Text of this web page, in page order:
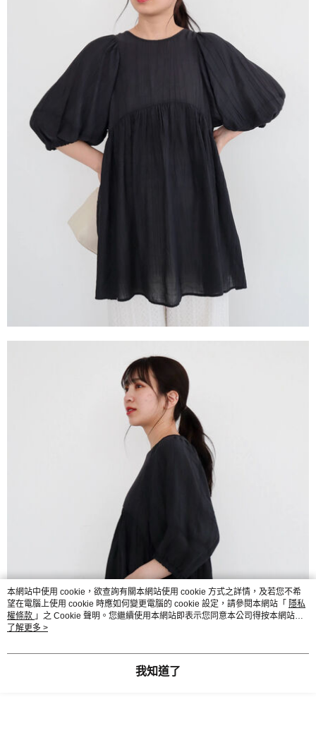
本網站中使用 cookie，欲查詢有關本網站使用 cookie 方式之詳情，及若您不希
望在電腦上使用 cookie 時應如何變更電腦的 cookie 設定，請參閱本網站「 隱私
權條款 」之 Cookie 聲明。您繼續使用本網站即表示您同意本公司得按本網站使
用條款之 Cookie 聲明使用 cookie。
了解更多 >
我知道了